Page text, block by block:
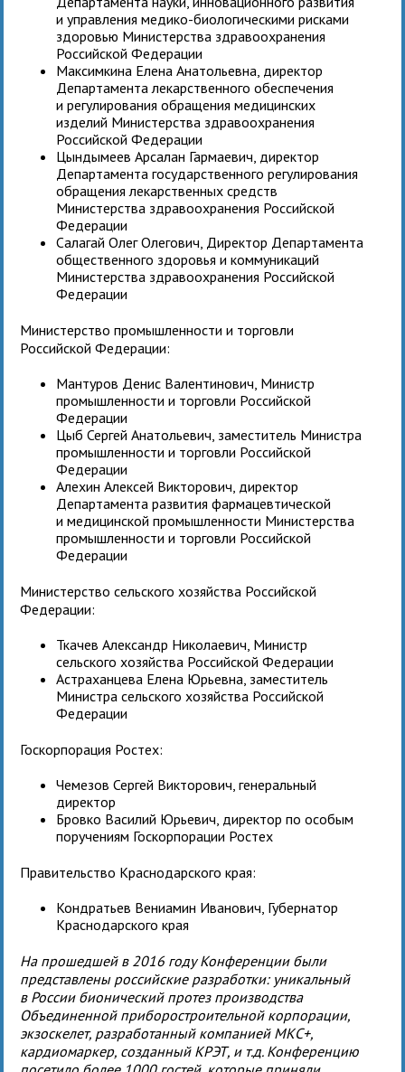
и управления медико-биологическими рисками
здоровью Министерства здравоохранения
Российской Федерации
Максимкина Елена Анатольевна, директор
Департамента лекарственного обеспечения
и регулирования обращения медицинских
изделий Министерства здравоохранения
Российской Федерации
Цындымеев Арсалан Гармаевич, директор
Департамента государственного регулирования
обращения лекарственных средств
Министерства здравоохранения Российской
Федерации
Салагай Олег Олегович, Директор Департамента
общественного здоровья и коммуникаций
Министерства здравоохранения Российской
Федерации
Министерство промышленности и торговли
Российской Федерации:
Мантуров Денис Валентинович, Министр
промышленности и торговли Российской
Федерации
Цыб Сергей Анатольевич, заместитель Министра
промышленности и торговли Российской
Федерации
Алехин Алексей Викторович, директор
Департамента развития фармацевтической
и медицинской промышленности Министерства
промышленности и торговли Российской
Федерации
Министерство сельского хозяйства Российской
Федерации:
Ткачев Александр Николаевич, Министр
сельского хозяйства Российской Федерации
Астраханцева Елена Юрьевна, заместитель
Министра сельского хозяйства Российской
Федерации
Госкорпорация Ростех:
Чемезов Сергей Викторович, генеральный
директор
Бровко Василий Юрьевич, директор по особым
поручениям Госкорпорации Ростех
Правительство Краснодарского края:
Кондратьев Вениамин Иванович, Губернатор
Краснодарского края
На прошедшей в 2016 году Конференции были
представлены российские разработки: уникальный
в России бионический протез производства
Объединенной приборостроительной корпорации,
экзоскелет, разработанный компанией МКС+,
кардиомаркер, созданный КРЭТ, и т.д. Конференцию